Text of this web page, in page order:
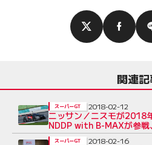
関連
ニッサン／ニスモが2018
NDDP with B-MAXが参戦
スーパーGT 2018-02-12
スーパーGT 2018-02-16